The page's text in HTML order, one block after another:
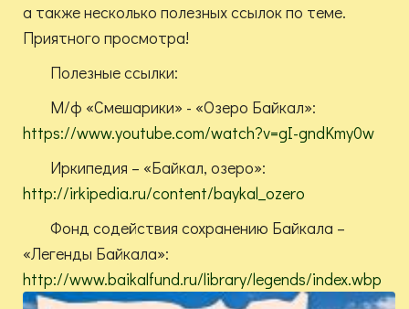
а также несколько полезных ссылок по теме.
Приятного просмотра!
Полезные ссылки:
М/ф «Смешарики» - «Озеро Байкал»:
https://www.youtube.com/watch?v=gI-gndKmy0w
Иркипедия – «Байкал, озеро»:
http://irkipedia.ru/content/baykal_ozero
Фонд содействия сохранению Байкала –
«Легенды Байкала»:
http://www.baikalfund.ru/library/legends/index.wbp